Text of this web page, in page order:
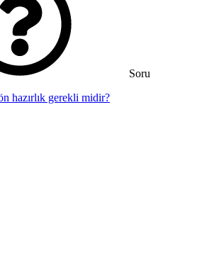
Soru
hazırlık gerekli midir?